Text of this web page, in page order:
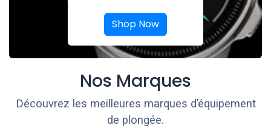
Shop Now
Nos Marques
Découvrez les meilleures marques d’équipement
de plongée.